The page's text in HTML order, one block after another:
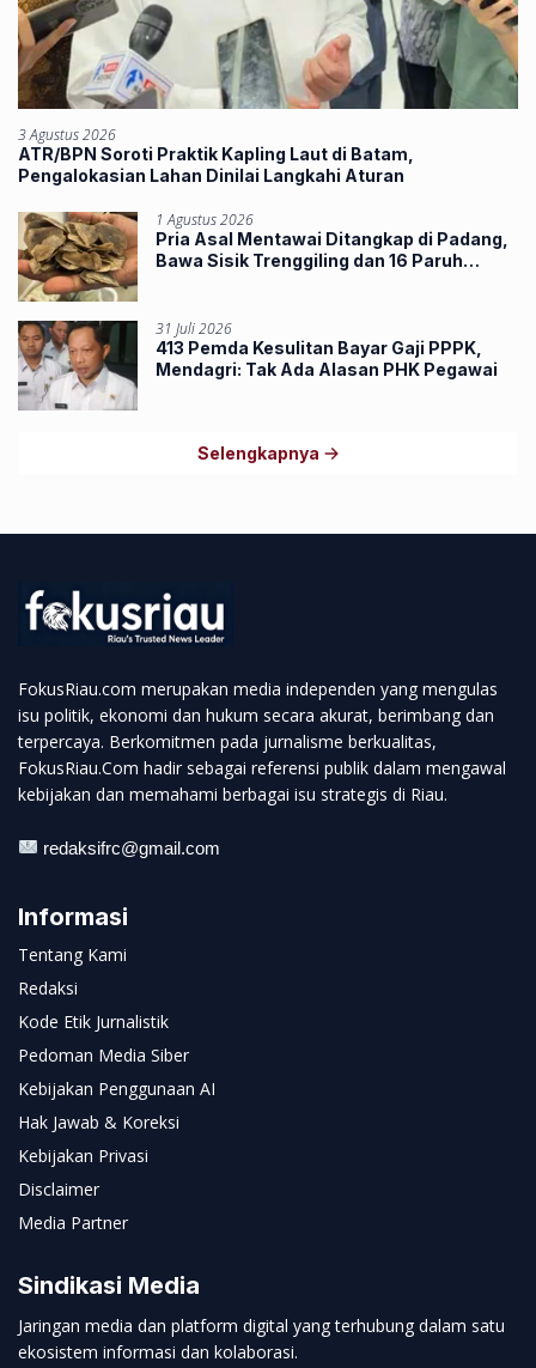
3 Agustus 2026
ATR/BPN Soroti Praktik Kapling Laut di Batam,
Pengalokasian Lahan Dinilai Langkahi Aturan
1 Agustus 2026
Pria Asal Mentawai Ditangkap di Padang,
Bawa Sisik Trenggiling dan 16 Paruh
31 Juli 2026
413 Pemda Kesulitan Bayar Gaji PPPK,
Mendagri: Tak Ada Alasan PHK Pegawai
Selengkapnya
FokusRiau.com merupakan media independen yang mengulas
isu politik, ekonomi dan hukum secara akurat, berimbang dan
terpercaya. Berkomitmen pada jurnalisme berkualitas,
FokusRiau.Com hadir sebagai referensi publik dalam mengawal
kebijakan dan memahami berbagai isu strategis di Riau.
redaksifrc@gmail.com
Informasi
Tentang Kami
Redaksi
Kode Etik Jurnalistik
Pedoman Media Siber
Kebijakan Penggunaan AI
Hak Jawab & Koreksi
Kebijakan Privasi
Disclaimer
Media Partner
Sindikasi Media
Jaringan media dan platform digital yang terhubung dalam satu
ekosistem informasi dan kolaborasi.